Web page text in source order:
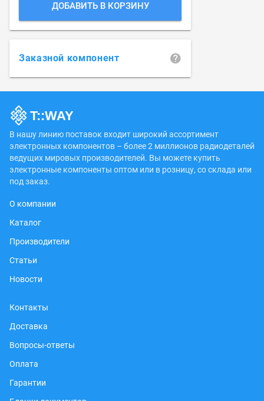
ДОБАВИТЬ В КОРЗИНУ
Заказной компонент
В нашу линию поставок входит широкий ассортимент
электронных компонентов – более 2 миллионов радиодеталей
ведущих мировых производителей. Вы можете купить
электронные компоненты оптом или в розницу, со склада или
под заказ.
О компании
Каталог
Производители
Статьи
Новости
Контакты
Доставка
Вопросы-ответы
Оплата
Гарантии